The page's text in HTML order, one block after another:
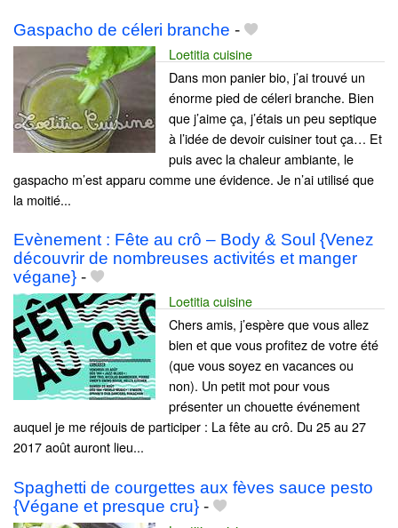
Gaspacho de céleri branche -
Loetitia cuisine
Dans mon panier bio, j’ai trouvé un
énorme pied de céleri branche. Bien
que j’aime ça, j’étais un peu septique
à l’idée de devoir cuisiner tout ça… Et
puis avec la chaleur ambiante, le
gaspacho m’est apparu comme une évidence. Je n’ai utilisé que
la moitié...
Evènement : Fête au crô – Body & Soul {Venez
découvrir de nombreuses activités et manger
végane} -
Loetitia cuisine
Chers amis, j’espère que vous allez
bien et que vous profitez de votre été
(que vous soyez en vacances ou
non). Un petit mot pour vous
présenter un chouette événement
auquel je me réjouis de participer : La fête au crô. Du 25 au 27
2017 août auront lieu...
Spaghetti de courgettes aux fèves sauce pesto
{Végane et presque cru} -